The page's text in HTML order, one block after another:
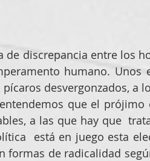
discrepancia entre los
humano. Unos
desvergonzados, a
que el prójimo
a las que hay que
está en juego esta
formas de radicalidad